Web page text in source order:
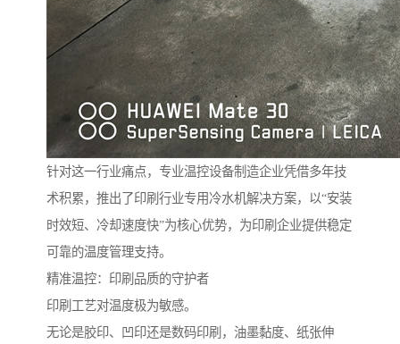
针对这一行业痛点，专业温控设备制造企业凭借多年技
术积累，推出了印刷行业专用冷水机解决方案，以“安装
时效短、冷却速度快”为核心优势，为印刷企业提供稳定
可靠的温度管理支持。
精准温控：印刷品质的守护者
印刷工艺对温度极为敏感。
无论是胶印、凹印还是数码印刷，油墨黏度、纸张伸